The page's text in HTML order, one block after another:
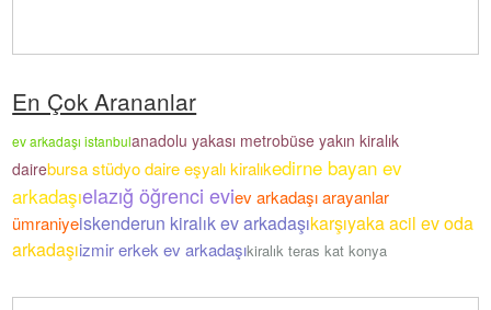
En Çok Arananlar
ev arkadaşı istanbulanadolu yakası metrobüse yakın kiralık
dairebursa stüdyo daire eşyalı kiralıkedirne bayan ev
arkadaşıelazığ öğrenci eviev arkadaşı arayanlar
ümraniyeiskenderun kiralık ev arkadaşıkarşıyaka acil ev oda
arkadaşıizmir erkek ev arkadaşıkiralık teras kat konya